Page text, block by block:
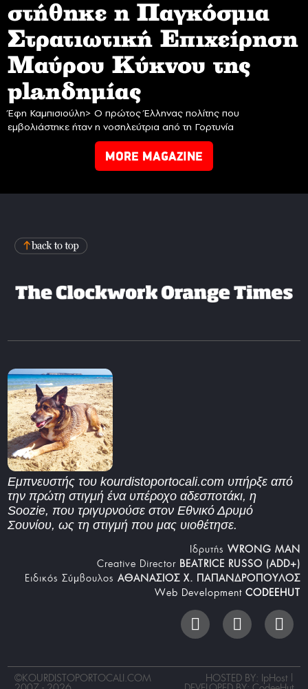
στήθηκε η Παγκόσμια
Στρατιωτική Επιχείρηση
Mαύρου Κύκνου της
planδημίας
Έφη Καμπισιούλη> Ο πρώτος Έλληνας πολίτης που
εμβολιάστηκε ήταν η νοσηλεύτρια από τη Γορτυνία
MORE MAGAZINE
Εμπνευστής του kourdistoportocali.com υπήρξε από
την πρώτη στιγμή ένα υπέροχο αδεσποτάκι, η
Soozie, που τριγυρνούσε στον Εθνικό Δρυμό
Σουνίου, ως τη στιγμή που μας υιοθέτησε.
Iδρυτής WRONG MAN
Creative Director BEATRICE RUSSO (ADD+)
Ειδικός Σύμβουλος ΑΘΑΝΑΣΙΟΣ Χ. ΠΑΠΑΝΔΡΟΠΟΥΛΟΣ
Web Development CODEEHUT
©KOURDISTOPORTOCALI.COM HOSTED BY: IpHost |